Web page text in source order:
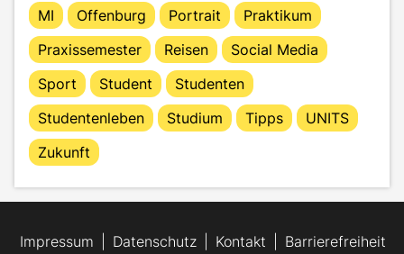
MI
Offenburg Portrait
Praktikum
Praxissemester
Reisen
Social Media
Sport
Student
Studenten
Studentenleben
Studium Tipps
UNITS
Zukunft
Impressum Datenschutz Kontakt Barrierefreiheit